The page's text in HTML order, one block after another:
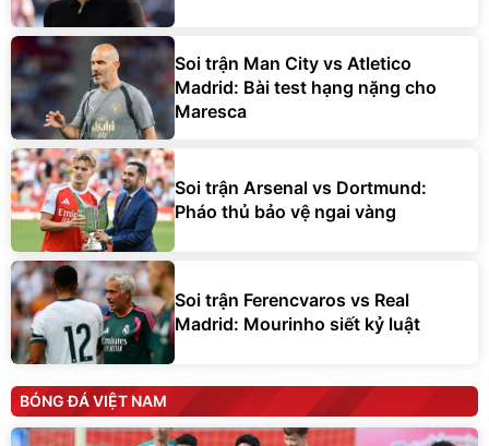
Soi trận Man City vs Atletico
Madrid: Bài test hạng nặng cho
Maresca
Soi trận Arsenal vs Dortmund:
Pháo thủ bảo vệ ngai vàng
Soi trận Ferencvaros vs Real
Madrid: Mourinho siết kỷ luật
BÓNG ĐÁ VIỆT NAM